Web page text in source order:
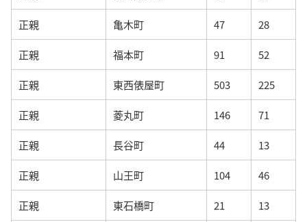
正親 亀木町 47 28
正親 福本町 91 52
正親 東西俵屋町 503 225
正親 菱丸町 146 71
正親 長谷町 44 13
正親 山王町 104 46
正親 東石橋町 21 13